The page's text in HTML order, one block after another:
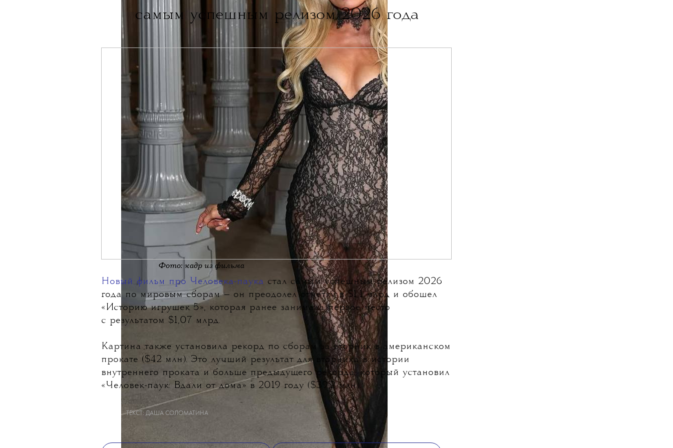
самым успешным релизом 2026 года
Фото: кадр из фильма
Новый фильм про Человека-паука стал самым успешным релизом 2026
года по мировым сборам— он преодолел отметку в $1,1 млрд и обошел
«Историю игрушек 5», которая ранее занимала первое место
с результатом $1,07 млрд.
Картина также установила рекорд по сборам за вторник в американском
прокате ($42 млн). Это лучший результат для вторника в истории
внутреннего проката и больше предыдущего рекорда, который установил
«Человек-паук: Вдали от дома» в 2019 году ($39,2 млн).
ТЕКСТ: ДАША СОЛОМАТИНА